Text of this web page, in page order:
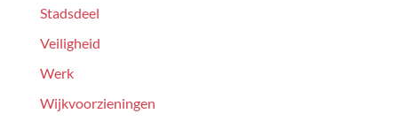
Stadsdeel
Veiligheid
Werk
Wijkvoorzieningen